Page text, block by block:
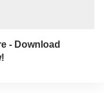
- Download